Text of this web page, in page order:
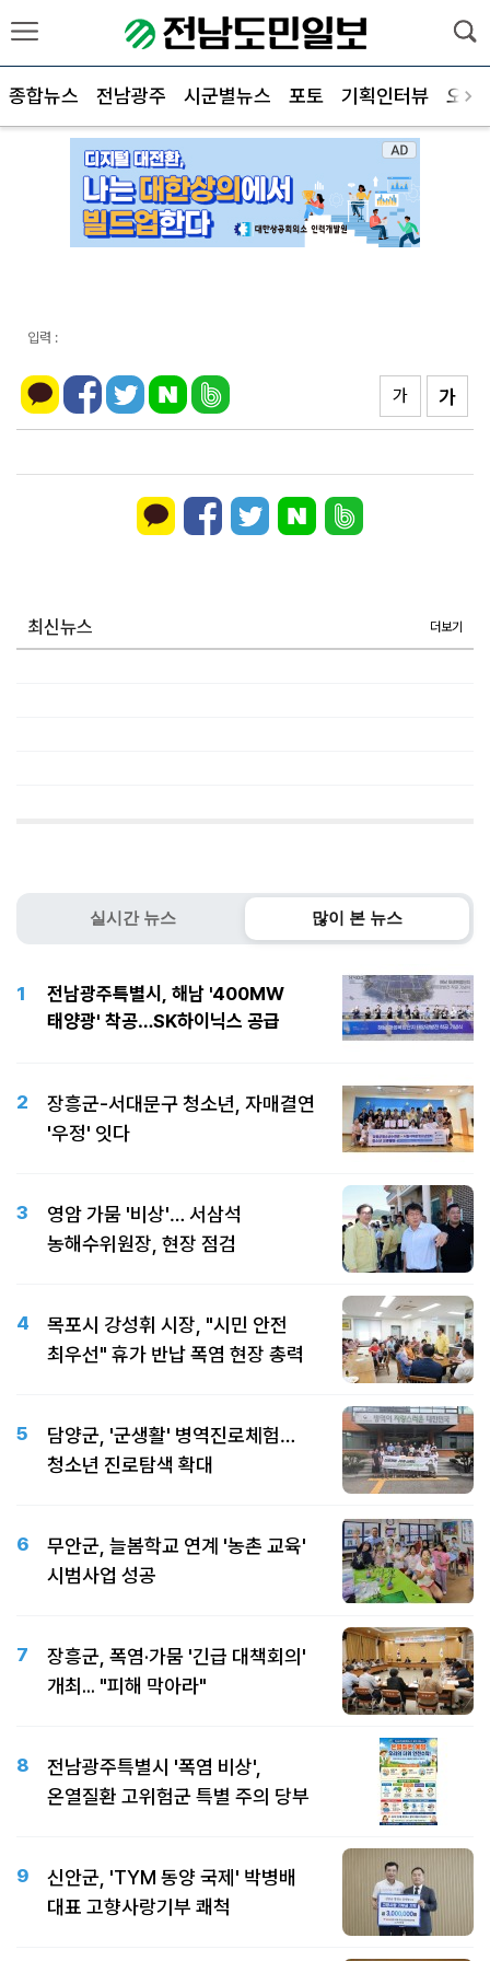
종합뉴스 전남광주 시군별뉴스 포토 기획인터뷰 오피
입력 :
가
가
최신뉴스 더보기
실시간 뉴스 많이 본 뉴스
1
전남광주특별시, 해남 '400MW
태양광' 착공…SK하이닉스 공급
2
장흥군-서대문구 청소년, 자매결연
'우정' 잇다
3
영암 가뭄 '비상'… 서삼석
농해수위원장, 현장 점검
4
목포시 강성휘 시장, "시민 안전
최우선" 휴가 반납 폭염 현장 총력
5
담양군, '군생활' 병역진로체험…
청소년 진로탐색 확대
6
무안군, 늘봄학교 연계 '농촌 교육'
시범사업 성공
7
장흥군, 폭염·가뭄 '긴급 대책회의'
개최... "피해 막아라"
8
전남광주특별시 '폭염 비상',
온열질환 고위험군 특별 주의 당부
9
신안군, 'TYM 동양 국제' 박병배
대표 고향사랑기부 쾌척